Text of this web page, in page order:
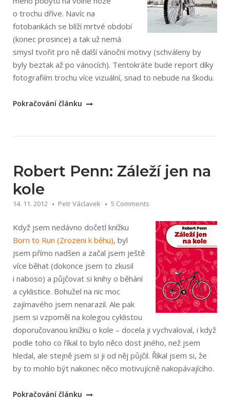
o trochu dříve. Navíc na
fotobankách se blíží mrtvé období
(konec prosince) a tak už nemá
smysl tvořit pro ně další vánoční motivy (schváleny by
byly beztak až po vánocích). Tentokráte bude report díky
fotografiím trochu více vizuální, snad to nebude na škodu.
„Listopad
noze“
Pokračování článku
Robert Penn: Záleží jen na
kole
14. 11. 2012 Petr Václavek 5 Comments
Když jsem nedávno dočetl knížku
Born to Run (Zrozeni k běhu), byl
jsem přímo nadšen a začal jsem ještě
více běhat (dokonce jsem to zkusil
i naboso) a půjčovat si knihy o běhání
a cyklistice. Bohužel na nic moc
zajímavého jsem nenarazil. Ale pak
jsem si vzpoměl na kolegou cyklistou
doporučovanou knížku o kole – docela ji vychvaloval, i když
podle toho co říkal to bylo něco dost jiného, než jsem
hledal, ale stejně jsem si ji od něj půjčil. Říkal jsem si, že
by to mohlo být nakonec něco motivujícně nakopávajícího.
„Robert
Pokračování článku